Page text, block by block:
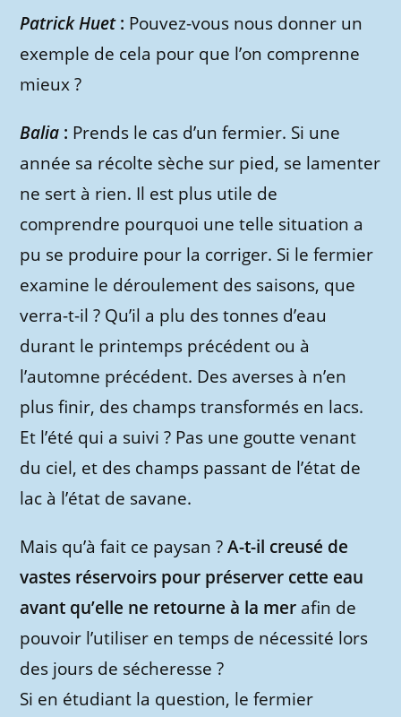
Patrick Huet: Pouvez-vous nous donner un
exemple de cela pour que l’on comprenne
mieux ?
Balia : Prends le cas d’un fermier. Si une
année sa récolte sèche sur pied, se lamenter
ne sert à rien. Il est plus utile de
comprendre pourquoi une telle situation a
pu se produire pour la corriger. Si le fermier
examine le déroulement des saisons, que
verra-t-il ? Qu’il a plu des tonnes d’eau
durant le printemps précédent ou à
l’automne précédent. Des averses à n’en
plus finir, des champs transformés en lacs.
Et l’été qui a suivi ? Pas une goutte venant
du ciel, et des champs passant de l’état de
lac à l’état de savane.
Mais qu’à fait ce paysan ?A-t-il creusé de
vastes réservoirs pour préserver cette eau
avant qu’elle ne retourne à la mer afin de
pouvoir l’utiliser en temps de nécessité lors
des jours de sécheresse ?
Si en étudiant la question, le fermier